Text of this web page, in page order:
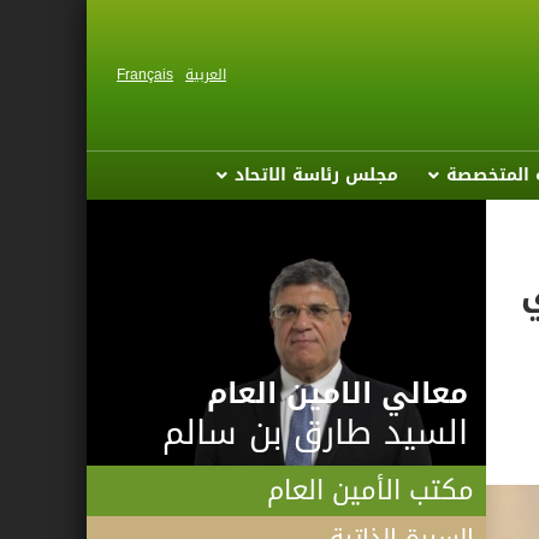
العربية Français
المتخصصة مجلس رئاسة الاتحاد
معالي الامين العام
السيد طارق بن سالم
مكتب الأمين العام